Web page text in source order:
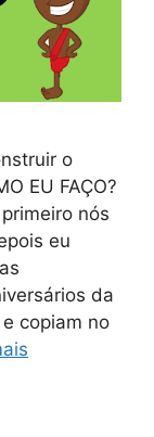
o
EU FAÇO?
nós
eu
da
copiam no